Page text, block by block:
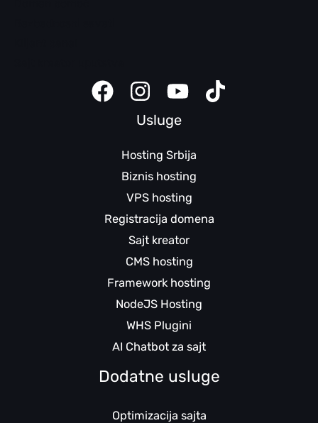
Usluge
Hosting Srbija
Biznis hosting
VPS hosting
Registracija domena
Sajt kreator
CMS hosting
Framework hosting
NodeJS Hosting
WHS Plugini
AI Chatbot za sajt
Dodatne usluge
Optimizacija sajta